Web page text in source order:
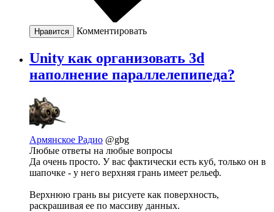
Нравится Комментировать
Unity как организовать 3d
наполнение параллелепипеда?
Армянское Радио @gbg
Любые ответы на любые вопросы
Да очень просто. У вас фактически есть куб, только он в
шапочке - у него верхняя грань имеет рельеф.
Верхнюю грань вы рисуете как поверхность,
раскрашивая ее по массиву данных.